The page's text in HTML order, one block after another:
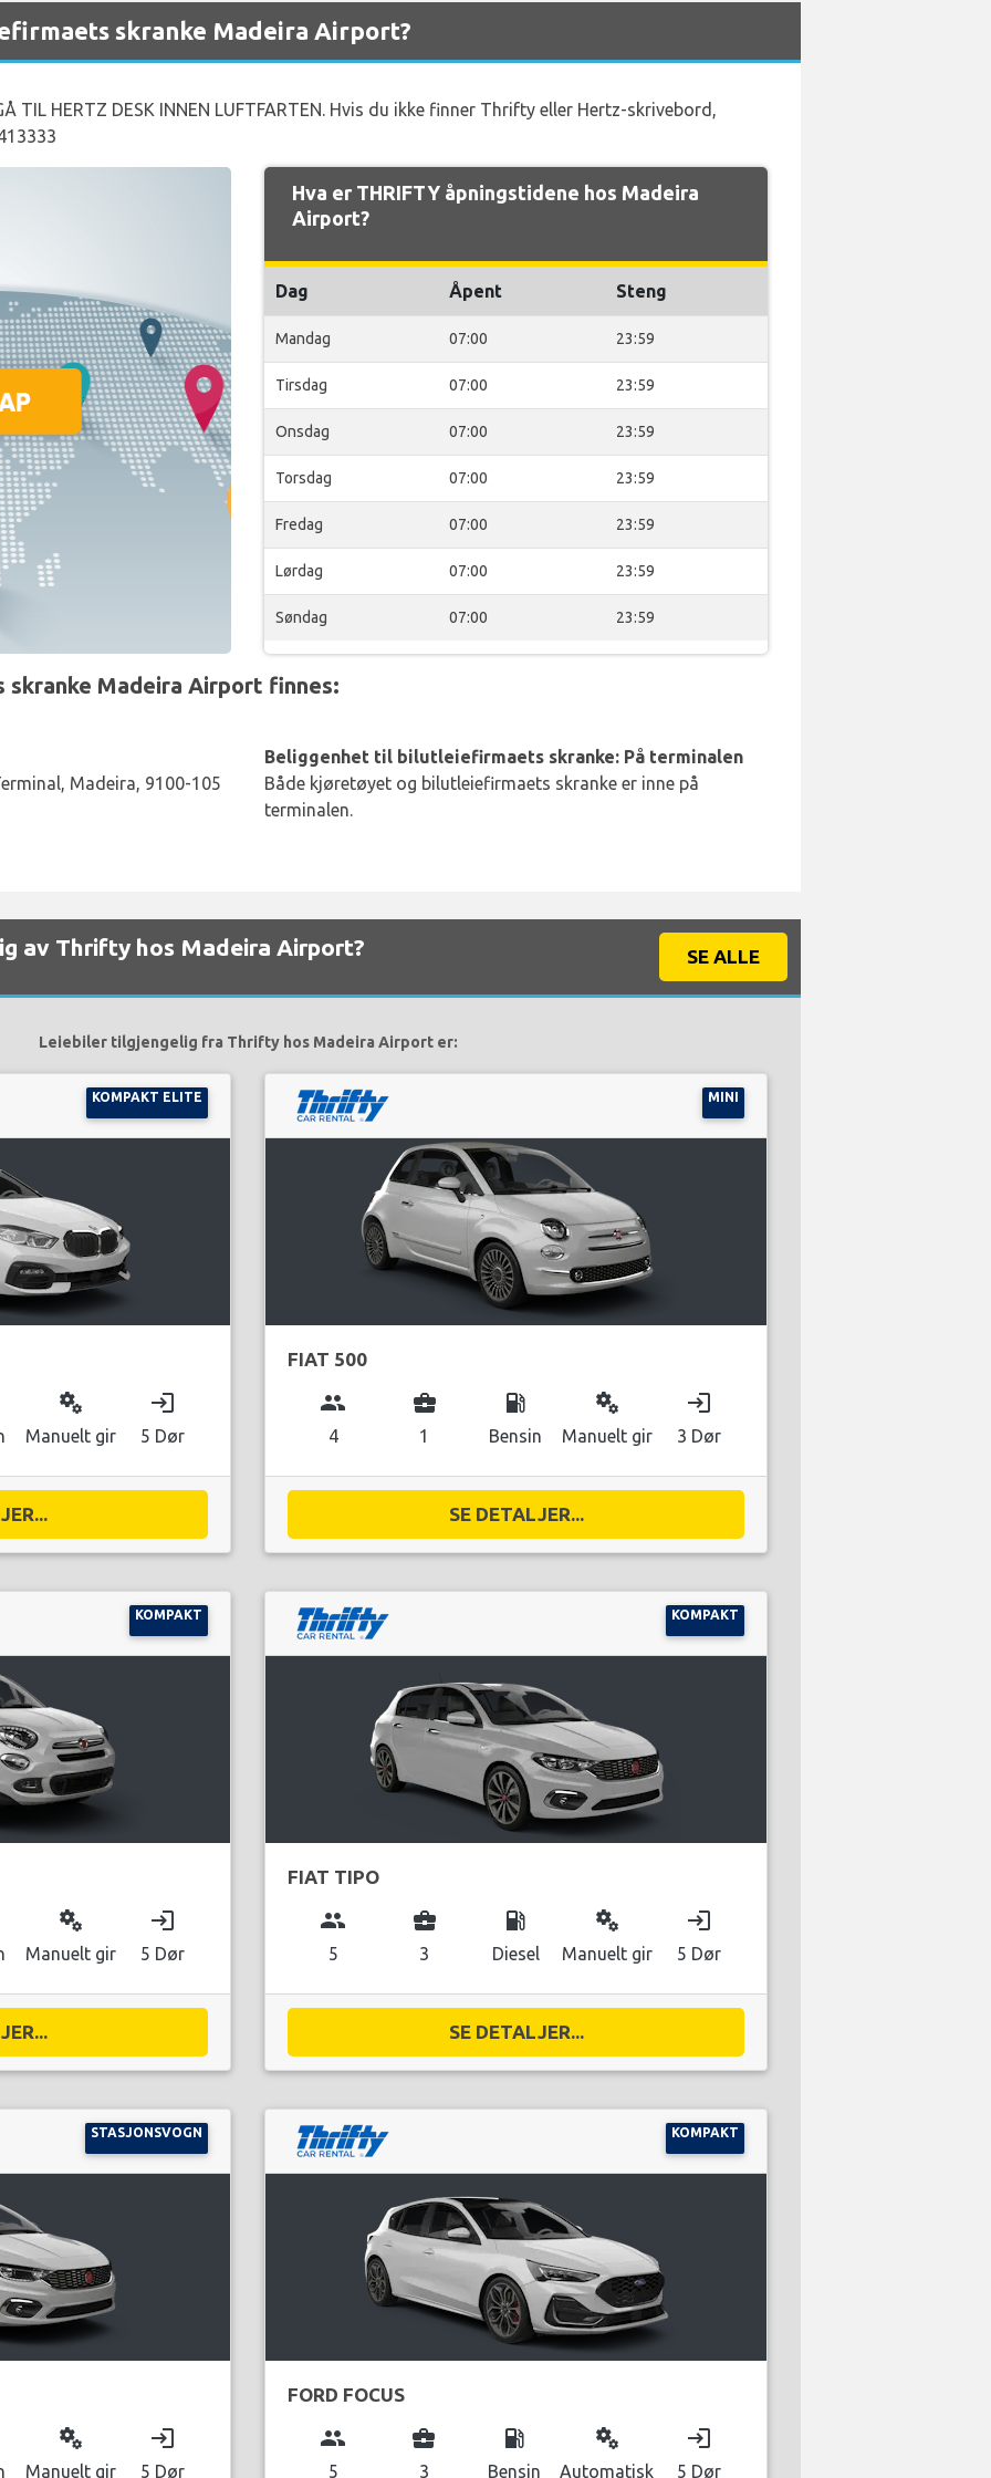
skranke Madeira Airport?
TIL HERTZ DESK INNEN LUFTFARTEN. Hvis du ikke finner Thrifty eller Hertz-skrivebord,
Hva er THRIFTY åpningstidene hos Madeira
Airport?
Dag Åpent Steng
Mandag 07:00 23:59
Tirsdag 07:00 23:59
Onsdag 07:00 23:59
Torsdag 07:00 23:59
Fredag 07:00 23:59
Lørdag 07:00 23:59
Søndag 07:00 23:59
Madeira Airport finnes:
Madeira, 9100-105
Beliggenhet til bilutleiefirmaets skranke: På terminalen
Både kjøretøyet og bilutleiefirmaets skranke er inne på
terminalen.
av Thrifty hos Madeira Airport? SE ALLE
Leiebiler tilgjengelig fra Thrifty hos Madeira Airport er:
KOMPAKT ELITE
miscellaneous_services
Manuelt gir
login
5 Dør
MINI
FIAT 500
group
4
business_center
1
local_gas_station
Bensin
miscellaneous_services
Manuelt gir
login
3 Dør
SE DETALJER...
KOMPAKT
miscellaneous_services
Manuelt gir
login
5 Dør
KOMPAKT
FIAT TIPO
group
5
business_center
3
local_gas_station
Diesel
miscellaneous_services
Manuelt gir
login
5 Dør
SE DETALJER...
STASJONSVOGN
miscellaneous_services
Manuelt gir
login
5 Dør
KOMPAKT
FORD FOCUS
group
5
business_center
3
local_gas_station
Bensin
miscellaneous_services
Automatisk
login
5 Dør